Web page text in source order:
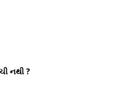
નથી ?